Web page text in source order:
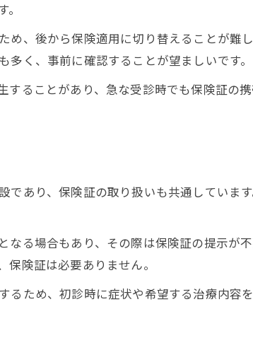
れ時の受診可否と対処法
接骨院で施術は可能？
の接骨院受付での流れ
日提出のポイント解説
用されない主な事例とは
険証利用ができる理由
が保険適用外となる理由
用基準と注意点を整理
費用トラブル対策
、後から保険適用に切り替えることが難
く、事前に確認することが望ましいです。
ることがあり、急な受診時でも保険証の
あり、保険証の取り扱いも共通していま
る場合もあり、その際は保険証の提示が
険証は必要ありません。
ため、初診時に症状や希望する治療内容